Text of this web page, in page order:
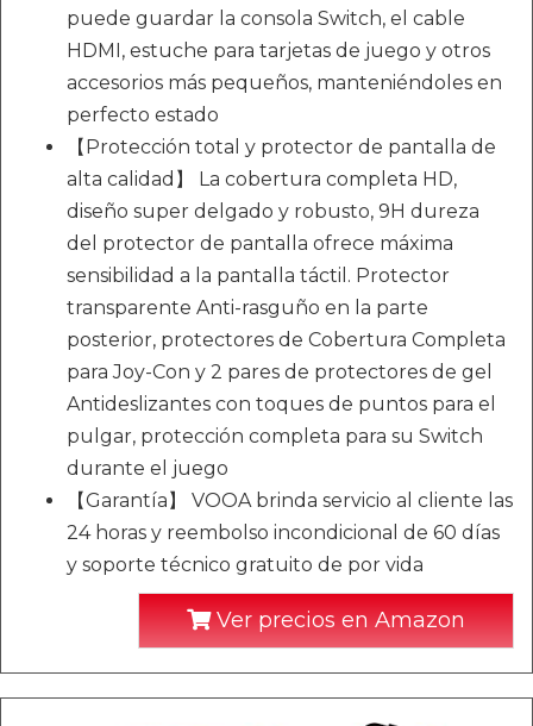
puede guardar la consola Switch, el cable
HDMI, estuche para tarjetas de juego y otros
accesorios más pequeños, manteniéndoles en
perfecto estado
【Protección total y protector de pantalla de
alta calidad】 La cobertura completa HD,
diseño super delgado y robusto, 9H dureza
del protector de pantalla ofrece máxima
sensibilidad a la pantalla táctil. Protector
transparente Anti-rasguño en la parte
posterior, protectores de Cobertura Completa
para Joy-Con y 2 pares de protectores de gel
Antideslizantes con toques de puntos para el
pulgar, protección completa para su Switch
durante el juego
【Garantía】 VOOA brinda servicio al cliente las
24 horas y reembolso incondicional de 60 días
y soporte técnico gratuito de por vida
Ver precios en Amazon